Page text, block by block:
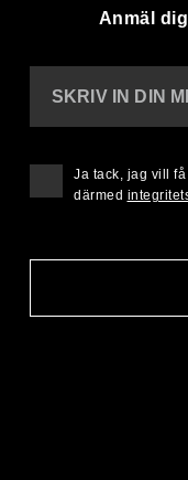
Anmäl
SKRIV IN DIN
Ja tack, jag vill
därmed